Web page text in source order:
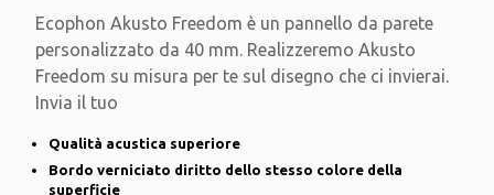
Ecophon Akusto Freedom è un pannello da parete
personalizzato da 40 mm. Realizzeremo Akusto
Freedom su misura per te sul disegno che ci invierai.
Invia il tuo
Qualità acustica superiore
Bordo verniciato diritto dello stesso colore della
superficie